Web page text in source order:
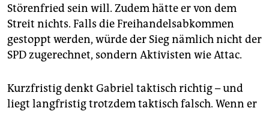
Störenfried sein will. Zudem hätte er von dem
Streit nichts. Falls die Freihandelsabkommen
gestoppt werden, würde der Sieg nämlich nicht der
SPD zugerechnet, sondern Aktivisten wie Attac.
Kurzfristig denkt Gabriel taktisch richtig – und
liegt langfristig trotzdem taktisch falsch. Wenn er